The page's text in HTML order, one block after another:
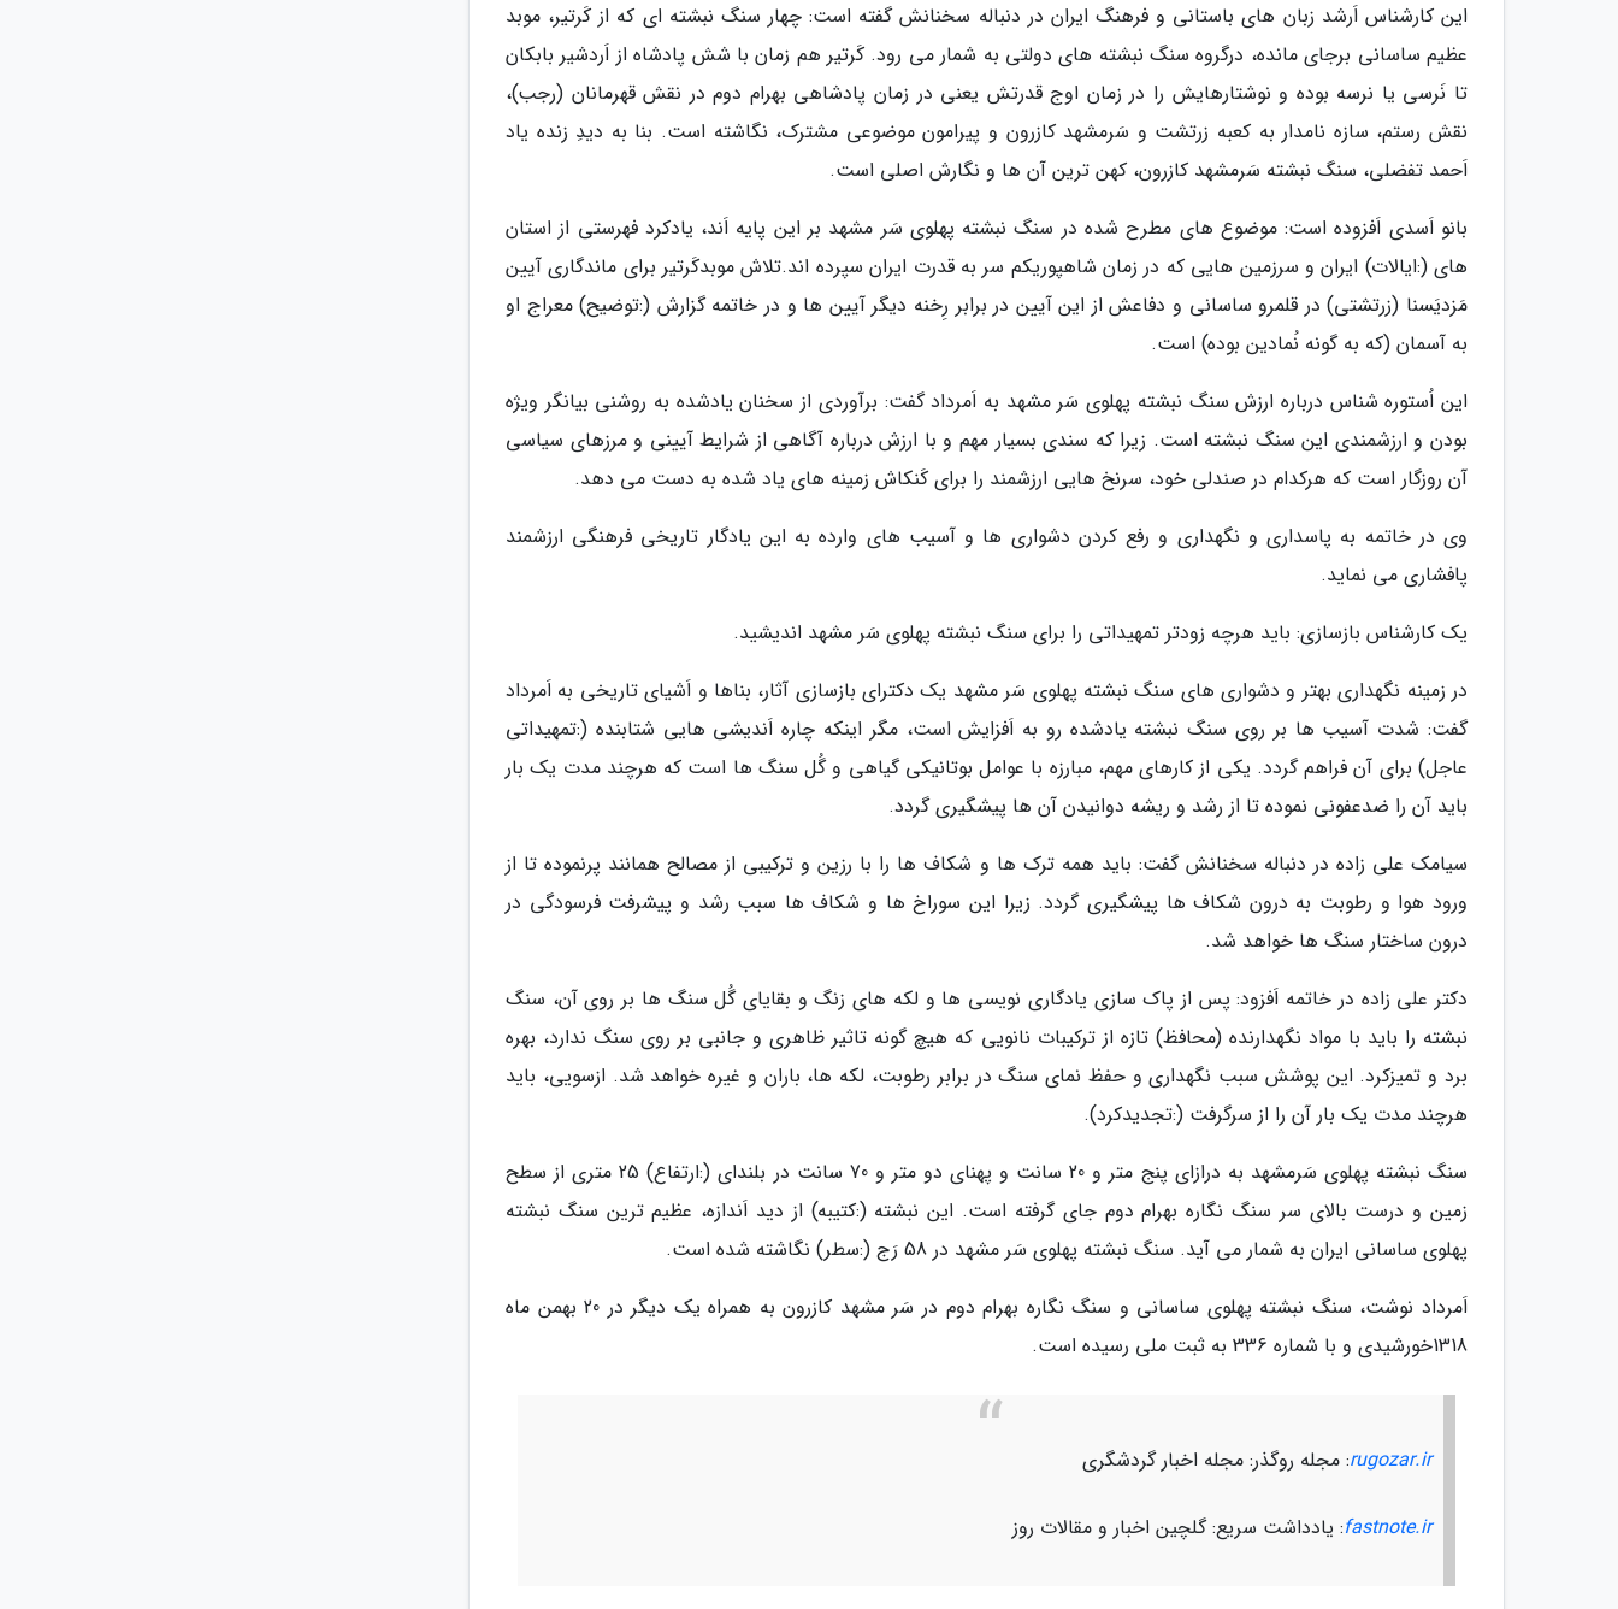
این کارشناس اَرشد زبان های باستانی و فرهنگ ایران در دنباله سخنانش گفته است: چهار سنگ نبشته ای که از کَرتیر، موبد
عظیم ساسانی برجای مانده، درگروه سنگ نبشته های دولتی به شمار می رود. کَرتیر هم زمان با شش پادشاه از اَردشیر بابکان
تا نَرسی یا نرسه بوده و نوشتارهایش را در زمان اوج قدرتش یعنی در زمان پادشاهی بهرام دوم در نقش قهرمانان (رجب)،
نقش رستم، سازه نامدار به کعبه زرتشت و سَرمشهد کازرون و پیرامون موضوعی مشترک، نگاشته است. بنا به دیدِ زنده یاد
اَحمد تفضلی، سنگ نبشته سَرمشهد کازرون، کهن ترین آن ها و نگارش اصلی است.
بانو اَسدی اَفزوده است: موضوع های مطرح شده در سنگ نبشته پهلوی سَر مشهد بر این پایه اَند، یادکرد فهرستی از استان
های (:ایالات) ایران و سرزمین هایی که در زمان شاهپوریکم سر به قدرت ایران سپرده اند.تلاش موبدکَرتیر برای ماندگاری آیین
مَزدیَسنا (زرتشتی) در قلمرو ساسانی و دفاعش از این آیین در برابر رِخنه دیگر آیین ها و در خاتمه گزارش (:توضیح) معراج او
به آسمان (که به گونه نُمادین بوده) است.
این اُستوره شناس درباره ارزش سنگ نبشته پهلوی سَر مشهد به اَمرداد گفت: برآوردی از سخنان یادشده به روشنی بیانگر ویژه
بودن و ارزشمندی این سنگ نبشته است. زیرا که سندی بسیار مهم و با ارزش درباره آگاهی از شرایط آیینی و مرزهای سیاسی
آن روزگار است که هرکدام در صندلی خود، سرنخ هایی ارزشمند را برای کَنکاش زمینه های یاد شده به دست می دهد.
وی در خاتمه به پاسداری و نگهداری و رفع کردن دشواری ها و آسیب های وارده به این یادگار تاریخی فرهنگی ارزشمند
پافشاری می نماید.
یک کارشناس بازسازی: باید هرچه زودتر تمهیداتی را برای سنگ نبشته پهلوی سَر مشهد اندیشید.
در زمینه نگهداری بهتر و دشواری های سنگ نبشته پهلوی سَر مشهد یک دکترای بازسازی آثار، بناها و اَشیای تاریخی به اَمرداد
گفت: شدت آسیب ها بر روی سنگ نبشته یادشده رو به اَفزایش است، مگر اینکه چاره اَندیشی هایی شتابنده (:تمهیداتی
عاجل) برای آن فراهم گردد. یکی از کارهای مهم، مبارزه با عوامل بوتانیکی گیاهی و گُل سنگ ها است که هرچند مدت یک بار
باید آن را ضدعفونی نموده تا از رشد و ریشه دوانیدن آن ها پیشگیری گردد.
سیامک علی زاده در دنباله سخنانش گفت: باید همه ترک ها و شکاف ها را با رزین و ترکیبی از مصالح همانند پرنموده تا از
ورود هوا و رطوبت به درون شکاف ها پیشگیری گردد. زیرا این سوراخ ها و شکاف ها سبب رشد و پیشرفت فرسودگی در
درون ساختار سنگ ها خواهد شد.
دکتر علی زاده در خاتمه اَفزود: پس از پاک سازی یادگاری نویسی ها و لکه های زنگ و بقایای گُل سنگ ها بر روی آن، سنگ
نبشته را باید با مواد نگهدارنده (محافظ) تازه از ترکیبات نانویی که هیچ گونه تاثیر ظاهری و جانبی بر روی سنگ ندارد، بهره
برد و تمیزکرد. این پوشش سبب نگهداری و حفظ نمای سنگ در برابر رطوبت، لکه ها، باران و غیره خواهد شد. ازسویی، باید
هرچند مدت یک بار آن را از سرگرفت (:تجدیدکرد).
سنگ نبشته پهلوی سَرمشهد به درازای پنج متر و 20 سانت و پهنای دو متر و 70 سانت در بلندای (:ارتفاع) 25 متری از سطح
زمین و درست بالای سر سنگ نگاره بهرام دوم جای گرفته است. این نبشته (:کتیبه) از دید اَندازه، عظیم ترین سنگ نبشته
پهلوی ساسانی ایران به شمار می آید. سنگ نبشته پهلوی سَر مشهد در 58 رَج (:سطر) نگاشته شده است.
اَمرداد نوشت، سنگ نبشته پهلوی ساسانی و سنگ نگاره بهرام دوم در سَر مشهد کازرون به همراه یک دیگر در 20 بهمن ماه
1318خورشیدی و با شماره 336 به ثبت ملی رسیده است.
rugozar.ir: مجله روگذر: مجله اخبار گردشگری
fastnote.ir: یادداشت سریع: گلچین اخبار و مقالات روز